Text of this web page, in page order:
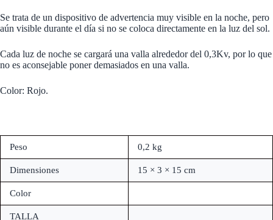
Se trata de un dispositivo de advertencia muy visible en la noche, pero
aún visible durante el día si no se coloca directamente en la luz del sol.
Cada luz de noche se cargará una valla alrededor del 0,3Kv, por lo que
no es aconsejable poner demasiados en una valla.
Color: Rojo.
Peso 0,2 kg
Dimensiones 15 × 3 × 15 cm
Color
TALLA